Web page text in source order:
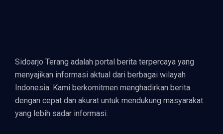
Sidoarjo Terang adalah portal berita terpercaya yang
menyajikan informasi aktual dari berbagai wilayah
Indonesia. Kami berkomitmen menghadirkan berita
dengan cepat dan akurat untuk mendukung masyarakat
yang lebih sadar informasi.